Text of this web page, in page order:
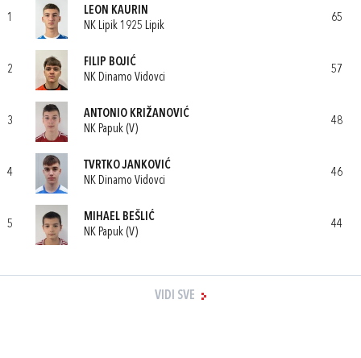
1
LEON KAURIN
NK Lipik 1925 Lipik
65
2
FILIP BOJIĆ
NK Dinamo Vidovci
57
3
ANTONIO KRIŽANOVIĆ
NK Papuk (V)
48
4
TVRTKO JANKOVIĆ
NK Dinamo Vidovci
46
5
MIHAEL BEŠLIĆ
NK Papuk (V)
44
VIDI SVE